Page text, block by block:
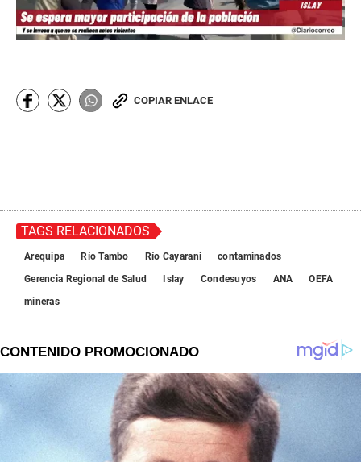
COPIAR ENLACE
TAGS RELACIONADOS
Arequipa Río Tambo Río Cayarani
contaminados
Gerencia Regional de Salud
Islay Condesuyos ANA
OEFA
mineras